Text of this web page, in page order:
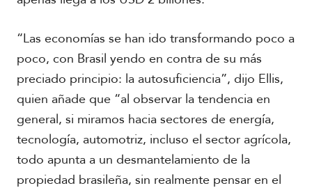
“Las economías se han ido transformando poco a
poco, con Brasil yendo en contra de su más
preciado principio: la autosuficiencia”, dijo Ellis,
quien añade que “al observar la tendencia en
general, si miramos hacia sectores de energía,
tecnología, automotriz, incluso el sector agrícola,
todo apunta a un desmantelamiento de la
propiedad brasileña, sin realmente pensar en el